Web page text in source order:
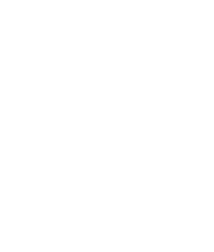
com Ar Condicionado